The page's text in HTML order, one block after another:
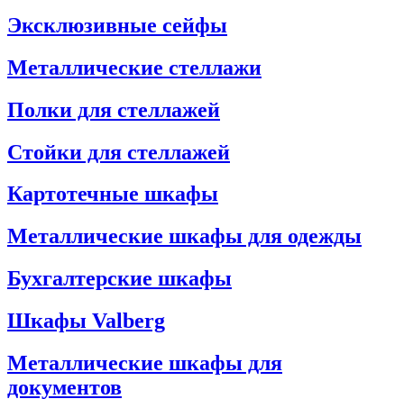
Эксклюзивные сейфы
Металлические стеллажи
Полки для стеллажей
Стойки для стеллажей
Картотечные шкафы
Металлические шкафы для одежды
Бухгалтерские шкафы
Шкафы Valberg
Металлические шкафы для
документов